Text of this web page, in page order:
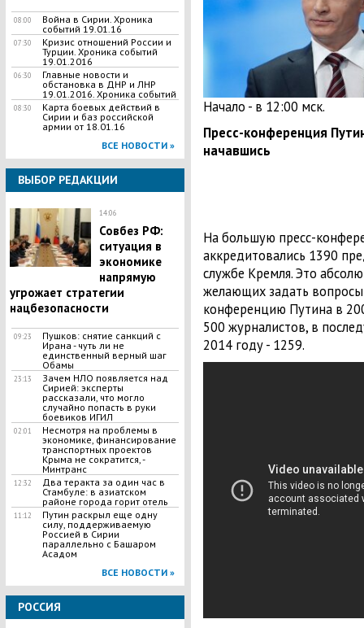
08:00
Война в Сирии. Хроника
событий 19.01.16
07:30
Кризис отношений России и
Турции. Хроника событий
19.01.2016
06:30
Главные новости и
обстановка в ДНР и ЛНР
19.01.2016. Хроника событий
08:30
Карта боевых действий в
Сирии и баз российской
армии от 18.01.16
ВСЕ НОВОСТИ »
ВЫБОР РЕДАКЦИИ
14:06
Совбез РФ:
ситуация в
экономике
напрямую
угрожает стратегии
нацбезопасности
09:23
Пушков: снятие санкций с
Ирана - чуть ли не
единственный верный шаг
Обамы
23:13
Зачем НЛО появляется над
Сирией: эксперты
рассказали, что могло
случайно попасть в руки
боевиков ИГИЛ
02:01
Несмотря на проблемы в
экономике, финансирование
транспортных проектов
Крыма не сократится, -
Минтранс
12:32
Два теракта за один час в
Стамбуле: в азиатском
районе города горит отель
11:12
Путин раскрыл еще одну
силу, поддерживаемую
Россией в Сирии
параллельно с Башаром
Асадом
ВСЕ НОВОСТИ »
РОССИЯ
Начало - в 12:00 мск.
Пресс-конференция
начавшись
На большую пресс-
аккредитовались 1390
службе Кремля. Это
желающих задать вопросы
конференцию Путина в
500 журналистов, в
2014 году - 1259.